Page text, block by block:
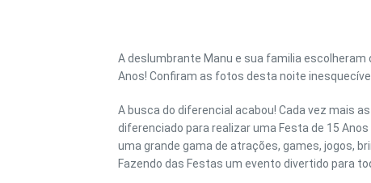
A deslumbrante Manu e sua familia escolheram
Anos! Confiram as fotos desta noite
A busca do diferencial acabou! Cada vez mais
diferenciado para realizar uma Festa de 15
uma grande gama de atrações, games, jogos,
Fazendo das Festas um evento divertido para